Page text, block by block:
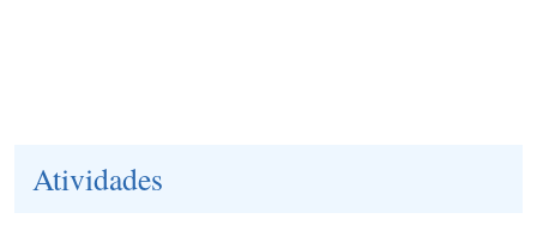
Atividades